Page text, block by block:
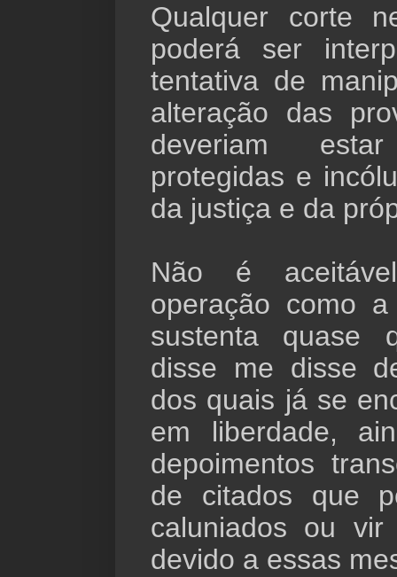
Qualquer corte
poderá ser
tentativa de
alteração das
deveriam
protegidas e
da justiça e da
Não é
operação como
sustenta quase
disse me disse
dos quais já se
em liberdade,
depoimentos
de citados que
caluniados ou
devido a essas